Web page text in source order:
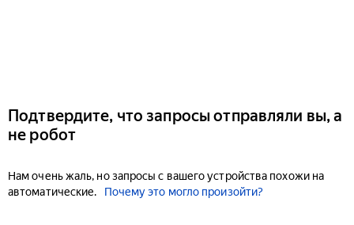
Подтвердите, что запросы отправляли вы, а
не робот
Нам очень жаль, но запросы с вашего устройства похожи на
автоматические.
Почему это могло произойти?